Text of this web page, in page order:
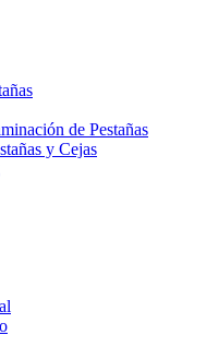
de Pestañas
y Cejas